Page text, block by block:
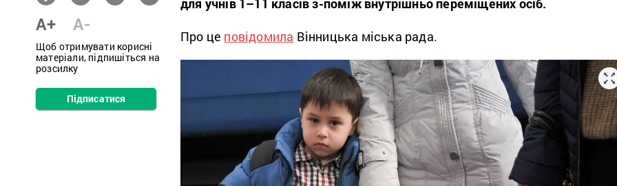
A+ A-
Щоб отримувати корисні
матеріали, підпишіться на
розсилку
Підписатися
для учнів 1–11 класів з-поміж внутрішньо переміщених осіб.
Про це повідомила Вінницька міська рада.